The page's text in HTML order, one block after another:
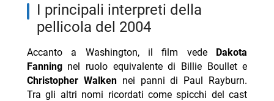
i principali interpreti della
pellicola del 2004
Accanto a Washington, il film vede Dakota
Fanningnel ruolo equivalente di Billie Boullet e
Christopher Walkennei panni di Paul Rayburn.
Tra gli altri nomi ricordati come spicchi del cast